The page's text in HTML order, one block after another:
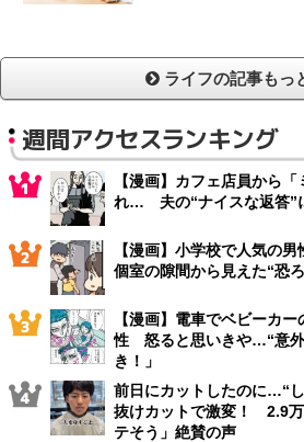
ライフの記事もっ
週間アクセスランキング
【漫画】カフェ店員から
れ… 夫の“ナイスな返答”
【漫画】小学校で人気の
個室の隙間から見えた“恐
【漫画】電車でベビーカ
性 怒ると思いきや…“意外
き！」
前日にカットしたのに…“
抜けカットで激変！ 2.9
テそう」絶賛の声